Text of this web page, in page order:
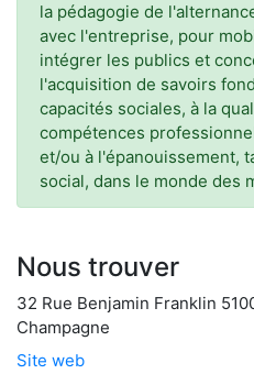
la pédagogie de
avec l'entreprise, pour
intégrer les publics et
l'acquisition de savoirs
capacités sociales, à la
compétences
et/ou à l'épanouissement,
social, dans le monde des
Nous trouver
32 Rue Benjamin Franklin
Champagne
Site web